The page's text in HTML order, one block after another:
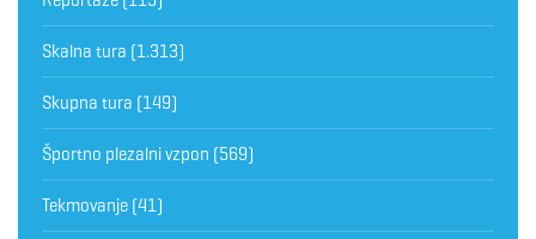
Skalna tura (1.313)
Skupna tura (149)
Športno plezalni vzpon (569)
Tekmovanje (41)